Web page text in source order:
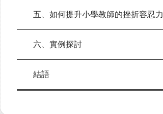
五、如何提升小學教師的挫折容忍力
六、實例探討
結語